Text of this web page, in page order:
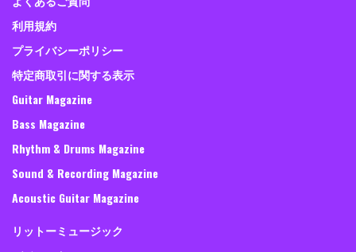
利用規約
プライバシーポリシー
特定商取引に関する表示
Guitar Magazine
Bass Magazine
Rhythm & Drums Magazine
Sound & Recording Magazine
Acoustic Guitar Magazine
リットーミュージック